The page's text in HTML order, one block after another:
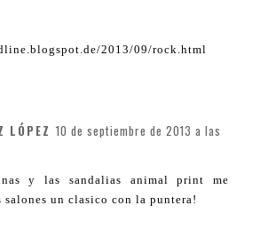
2013/09/rock.html
LÓPEZ 10 de septiembre de 2013 a las
y las sandalias animal print me
salones un clasico con la puntera!